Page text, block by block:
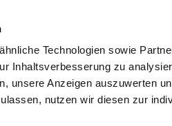
Technologien sowie
Inhaltsverbesserung zu
unsere Anzeigen auszuwerten
nutzen wir diesen zur
& Angebote Presse &